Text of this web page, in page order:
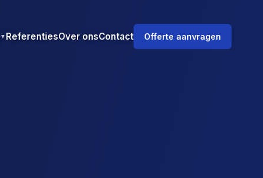
▼ ReferentiesOver onsContact Offerte aanvragen